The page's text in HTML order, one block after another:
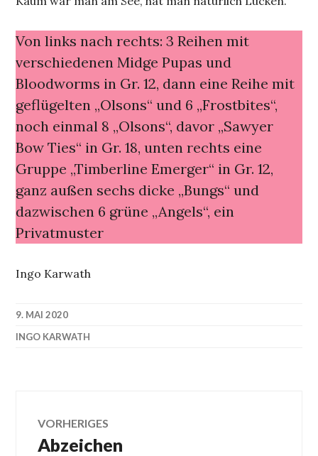
Von links nach rechts: 3 Reihen mit
verschiedenen Midge Pupas und
Bloodworms in Gr. 12, dann eine Reihe mit
geflügelten „Olsons“ und 6 „Frostbites“,
noch einmal 8 „Olsons“, davor „Sawyer
Bow Ties“ in Gr. 18, unten rechts eine
Gruppe „Timberline Emerger“ in Gr. 12,
ganz außen sechs dicke „Bungs“ und
dazwischen 6 grüne „Angels“, ein
Privatmuster
Ingo Karwath
9. MAI 2020
INGO KARWATH
Beitragsnavigation
VORHERIGES
Vorheriger
Abzeichen